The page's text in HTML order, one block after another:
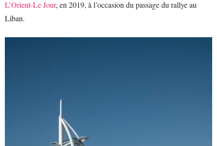
L’Orient-Le Jour, en 2019, à l’occasion du passage du rallye au
Liban.